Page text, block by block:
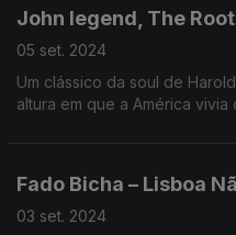
John legend, The
05 set. 2024
Um clássico da soul de
altura em que a América
Fado Bicha – Lisboa
03 set. 2024